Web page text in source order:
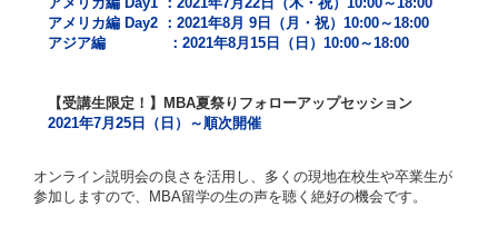
アメリカ編 Day2 ：2021年8月 9日（月・祝）10:00～18:00
アジア編 ：2021年8月15日（日）10:00～18:00
【受講生限定！】MBA夏祭りフォローアップセッション
2021年7月25日（日）～順次開催
オンライン説明会の良さを活用し、多くの現地在校生や卒業生が
参加しますので、MBA留学の生の声を聴く絶好の機会です。